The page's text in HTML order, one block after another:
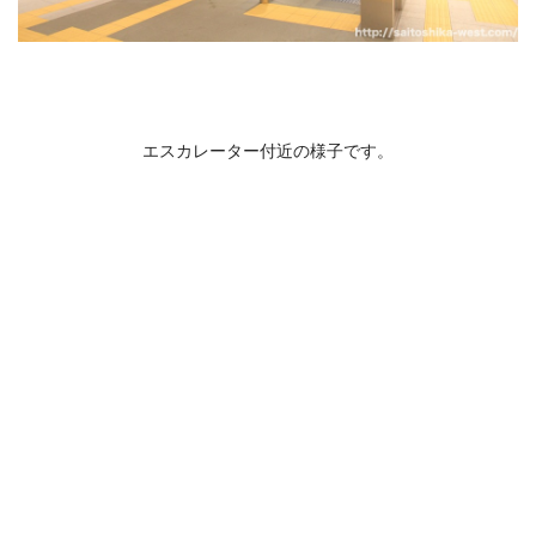
エスカレーター付近の様子です。